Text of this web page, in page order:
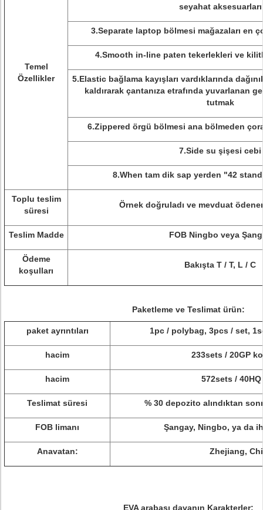
Temel
Özellikler
seyahat aksesuarları
3.Separate laptop bölmesi mağazaları en
4.Smooth in-line paten tekerlekleri ve
5.Elastic bağlama kayışları vardıklarında
kaldırarak çantanıza etrafında yuvarlanan
tutmak
6.Zippered örgü bölmesi ana bölmeden
7.Side su şişesi cebi
8.When tam dik sap yerden "42
Toplu teslim
süresi
Örnek doğruladı ve mevduat
Teslim Madde FOB Ningbo veya
Ödeme
koşulları
Bakışta T / T, L / C
Paketleme ve Teslimat ürün:
paket ayrıntıları 1pc / polybag, 3pcs / set,
hacim 233sets / 20GP
hacim 572sets / 40HQ
Teslimat süresi % 30 depozito alındıktan
FOB limanı Şangay, Ningbo, ya da
Anavatan: Zhejiang,
EVA arabası davanın Karakterler: